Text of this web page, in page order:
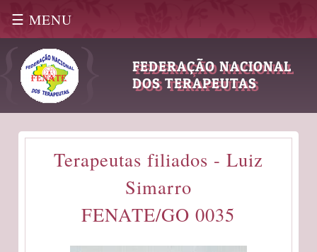
☰ MENU
FEDERAÇÃO NACIONAL
DOS TERAPEUTAS
Terapeutas filiados - Luiz
Simarro
FENATE/GO 0035